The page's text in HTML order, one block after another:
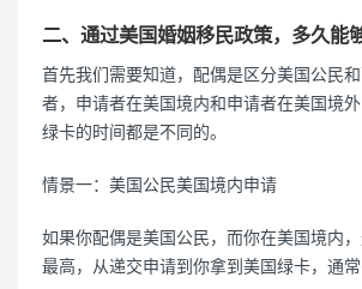
二、通过美国婚姻移民政策，多久能
首先我们需要知道，配偶是区分美国公民
者，申请者在美国境内和申请者在美国境
绿卡的时间都是不同的。
情景一：美国公民美国境内申请
如果你配偶是美国公民，而你在美国境内
最高，从递交申请到你拿到美国绿卡，通常